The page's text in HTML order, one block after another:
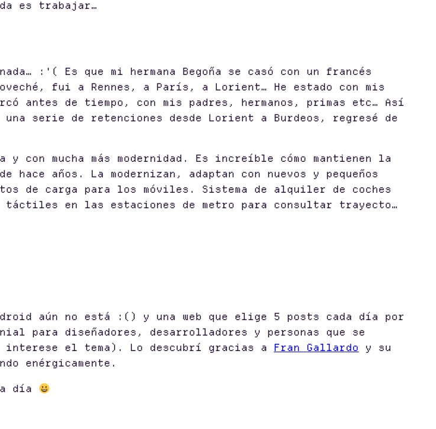
es trabajar…
:'( Es que mi hermana Begoña se casó con un francés
fui a Rennes, a París, a Lorient… He estado con mis
antes de tiempo, con mis padres, hermanos, primas etc… Así
serie de retenciones desde Lorient a Burdeos, regresé de
con mucha más modernidad. Es increíble cómo mantienen la
años. La modernizan, adaptan con nuevos y pequeños
de carga para los móviles. Sistema de alquiler de coches
en las estaciones de metro para consultar trayecto…
aún no está :() y una web que elige 5 posts cada día por
para diseñadores, desarrolladores y personas que se
interese el tema). Lo descubrí gracias a Fran Gallardo y su
enérgicamente.
día